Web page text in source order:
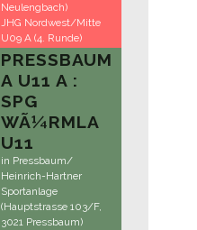
Neulengbach)
JHG Nordwest/Mitte
U09 A (4. Runde)
PRESSBAUM
A U11 A :
SPG
WÃ¼RMLA
U11
in Pressbaum/
Heinrich-Hartner
Sportanlage
(Hauptstrasse 103/F,
3021 Pressbaum)